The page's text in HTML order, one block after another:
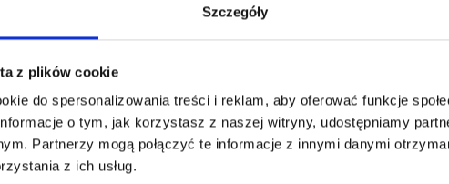
Szczegóły
z plików cookie
do spersonalizowania treści i reklam, aby oferować funkcje
o tym, jak korzystasz z naszej witryny, udostępniamy
Partnerzy mogą połączyć te informacje z innymi danymi
z ich usług.